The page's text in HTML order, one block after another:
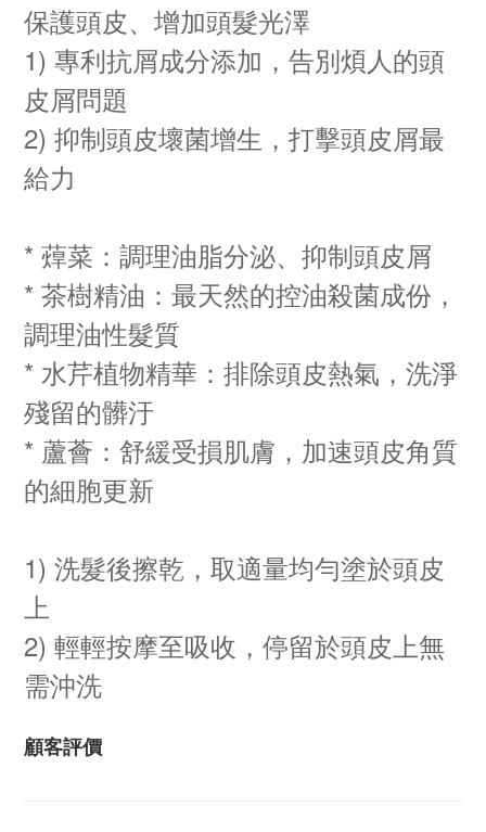
保護頭皮、增加頭髮光澤
1) 專利抗屑成分添加，告別煩人的頭
皮屑問題
2) 抑制頭皮壞菌增生，打擊頭皮屑最
給力
* 蔊菜：調理油脂分泌、抑制頭皮屑
* 茶樹精油：最天然的控油殺菌成份，
調理油性髮質
* 水芹植物精華：排除頭皮熱氣，洗淨
殘留的髒汙
* 蘆薈：舒緩受損肌膚，加速頭皮角質
的細胞更新
1) 洗髮後擦乾，取適量均勻塗於頭皮
上
2) 輕輕按摩至吸收，停留於頭皮上無
需沖洗
顧客評價